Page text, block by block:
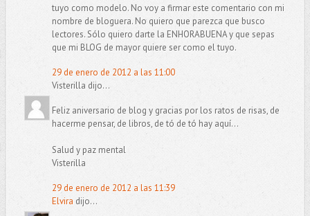
tuyo como modelo. No voy a firmar este comentario con mi
nombre de bloguera. No quiero que parezca que busco
lectores. Sólo quiero darte la ENHORABUENA y que sepas
que mi BLOG de mayor quiere ser como el tuyo.
29 de enero de 2012 a las 11:00
Visterilla dijo...
Feliz aniversario de blog y gracias por los ratos de risas, de
hacerme pensar, de libros, de tó de tó hay aquí...
Salud y paz mental
Visterilla
29 de enero de 2012 a las 11:39
Elvira dijo...